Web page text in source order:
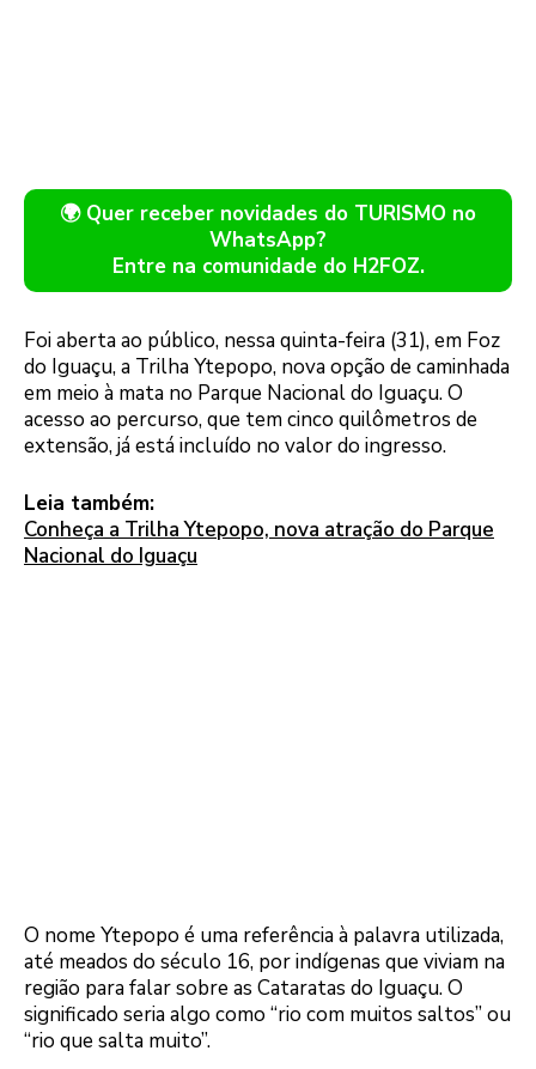
🌍 Quer receber novidades do TURISMO no
WhatsApp?
Entre na comunidade do H2FOZ.
Foi aberta ao público, nessa quinta-feira (31), em Foz
do Iguaçu, a Trilha Ytepopo, nova opção de caminhada
em meio à mata no Parque Nacional do Iguaçu. O
acesso ao percurso, que tem cinco quilômetros de
extensão, já está incluído no valor do ingresso.
Leia também:
Conheça a Trilha Ytepopo, nova atração do Parque
Nacional do Iguaçu
O nome Ytepopo é uma referência à palavra utilizada,
até meados do século 16, por indígenas que viviam na
região para falar sobre as Cataratas do Iguaçu. O
significado seria algo como “rio com muitos saltos” ou
“rio que salta muito”.